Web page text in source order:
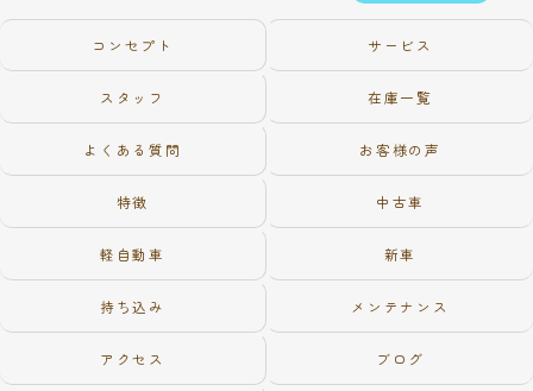
コンセプト サービス
スタッフ 在庫一覧
よくある質問 お客様の声
特徴 中古車
軽自動車 新車
持ち込み メンテナンス
アクセス ブログ